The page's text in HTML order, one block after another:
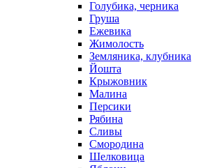
Голубика, черника
Груша
Ежевика
Жимолость
Земляника, клубника
Йошта
Крыжовник
Малина
Персики
Рябина
Сливы
Смородина
Шелковица